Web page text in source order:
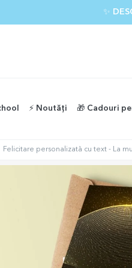
✨
⚡️ Noutăți 🎁 Cadouri
Felicitare personalizată cu text - La